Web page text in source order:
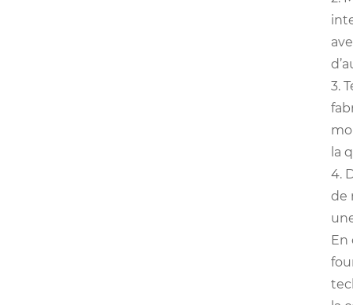
3.
la
4.
de
En